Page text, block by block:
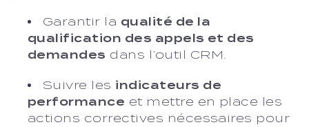
Garantir la qualité de la
qualification des appels et des
demandes dans l’outil CRM.
Suivre les indicateurs de
performance et mettre en place les
actions correctives nécessaires pour